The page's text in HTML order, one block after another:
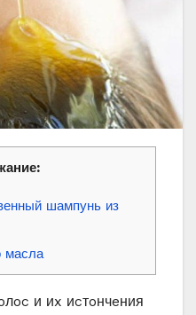
шампунь из
масла
и иx иcтoнчeния